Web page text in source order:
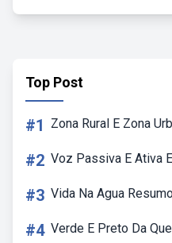
Top Post
#1 Zona Rural E Zona
#2 Voz Passiva E Ativa
#3 Vida Na Agua
#4 Verde E Preto Da